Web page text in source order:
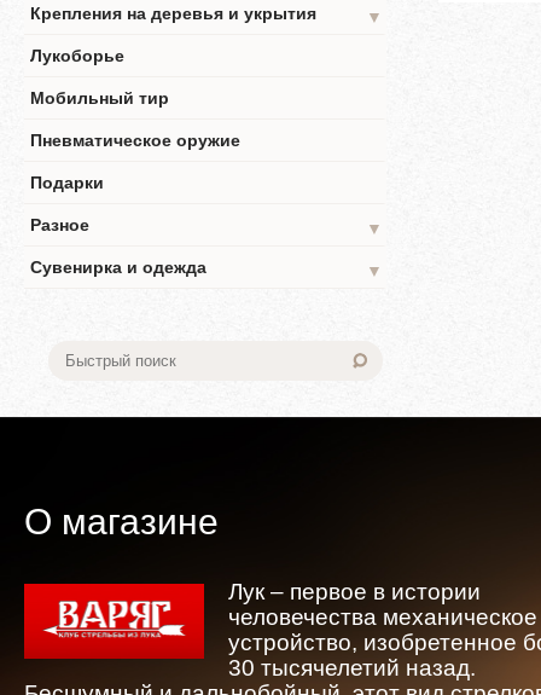
Крепления на деревья и укрытия
▼
Лукоборье
Мобильный тир
Пневматическое оружие
Подарки
Разное
▼
Сувенирка и одежда
▼
О магазине
Лук – первое в истории
человечества механическое
устройство, изобретенное
30 тысячелетий назад.